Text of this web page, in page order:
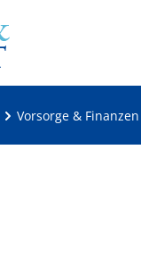
Vorsorge & Finanzen